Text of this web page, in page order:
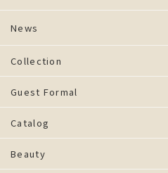
News
Collection
Guest Formal
Catalog
Beauty